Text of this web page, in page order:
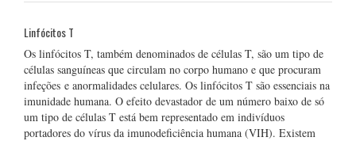
Linfócitos T
Os linfócitos T, também denominados de células T, são um tipo de
células sanguíneas que circulam no corpo humano e que procuram
infeções e anormalidades celulares. Os linfócitos T são essenciais na
imunidade humana. O efeito devastador de um número baixo de só
um tipo de células T está bem representado em indivíduos
portadores do vírus da imunodeficiência humana (VIH). Existem